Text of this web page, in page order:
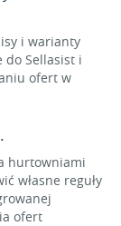
i warianty
do Sellasist i
ofert w
hurtowniami
własne reguły
ofert